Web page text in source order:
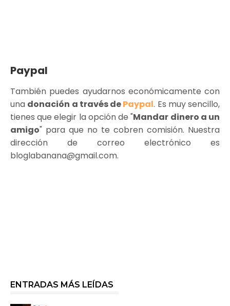
Paypal
También puedes ayudarnos económicamente con
una donación a través dePaypal. Es muy sencillo,
tienes que elegir la opción de "Mandar dinero a un
amigo" para que no te cobren comisión. Nuestra
dirección de correo electrónico es
bloglabanana@gmail.com.
ENTRADAS MÁS LEÍDAS